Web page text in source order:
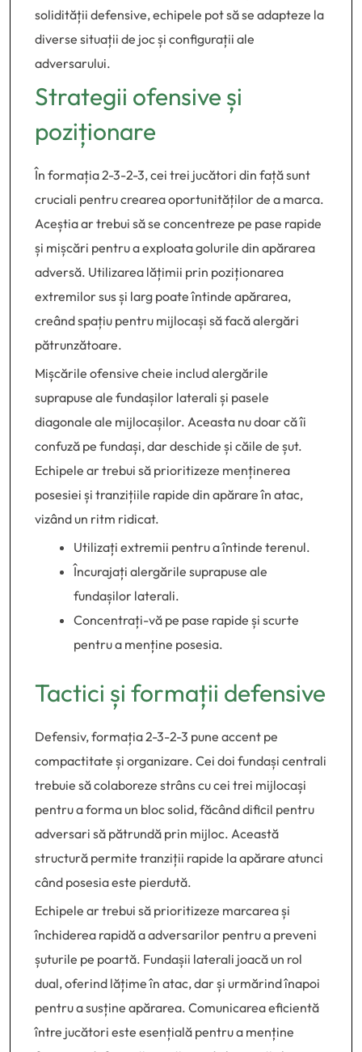
solidității defensive, echipele pot să se adapteze la
diverse situații de joc și configurații ale
adversarului.
Strategii ofensive și
poziționare
În formația 2-3-2-3, cei trei jucători din față sunt
cruciali pentru crearea oportunităților de a marca.
Aceștia ar trebui să se concentreze pe pase rapide
și mișcări pentru a exploata golurile din apărarea
adversă. Utilizarea lățimii prin poziționarea
extremilor sus și larg poate întinde apărarea,
creând spațiu pentru mijlocași să facă alergări
pătrunzătoare.
Mișcările ofensive cheie includ alergările
suprapuse ale fundașilor laterali și pasele
diagonale ale mijlocașilor. Aceasta nu doar că îi
confuză pe fundași, dar deschide și căile de șut.
Echipele ar trebui să prioritizeze menținerea
posesiei și tranzițiile rapide din apărare în atac,
vizând un ritm ridicat.
Utilizați extremii pentru a întinde terenul.
Încurajați alergările suprapuse ale
fundașilor laterali.
Concentrați-vă pe pase rapide și scurte
pentru a menține posesia.
Tactici și formații defensive
Defensiv, formația 2-3-2-3 pune accent pe
compactitate și organizare. Cei doi fundași centrali
trebuie să colaboreze strâns cu cei trei mijlocași
pentru a forma un bloc solid, făcând dificil pentru
adversari să pătrundă prin mijloc. Această
structură permite tranziții rapide la apărare atunci
când posesia este pierdută.
Echipele ar trebui să prioritizeze marcarea și
închiderea rapidă a adversarilor pentru a preveni
șuturile pe poartă. Fundașii laterali joacă un rol
dual, oferind lățime în atac, dar și urmărind înapoi
pentru a susține apărarea. Comunicarea eficientă
între jucători este esențială pentru a menține